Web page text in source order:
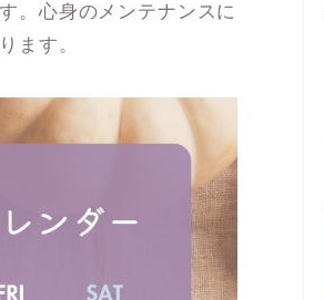
。心身のメンテナンスに
ます。